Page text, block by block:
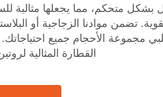
مجموعة زجاجات التجميل زجاجات الأمبولات والقنينات الزجاجية
الأنبوب الزجاجي
الأنبوبية
بشكل متحكم، مما يجعلها مثالية
تضمن موادنا الزجاجية أو
تلبي مجموعة الأحجام جميع
القطارة المثالية